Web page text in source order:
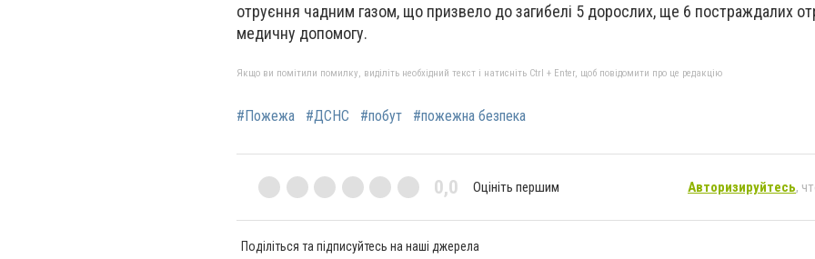
отруєння чадним газом, що призвело до загибелі 5 дорослих, ще 6 постраждалих
медичну допомогу.
Якщо ви помітили помилку, виділіть необхідний текст і натисніть Ctrl + Enter, щоб повідомити про це редакцію
#Пожежа #ДСНС #побут #пожежна безпека
0,0 Оцініть першим Авторизируйтесь,
Поділіться та підписуйтесь на наші джерела